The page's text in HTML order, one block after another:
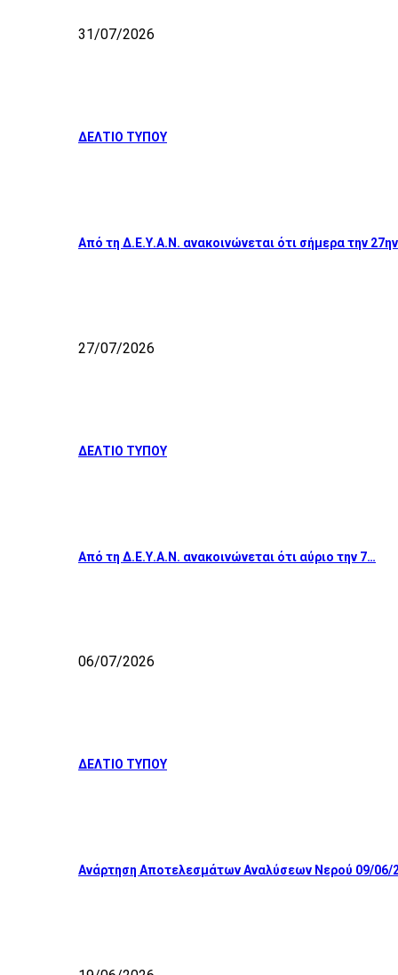
31/07/2026
ΔΕΛΤΙΟ ΤΥΠΟΥ
Από τη Δ.Ε.Υ.Α.Ν. ανακοινώνεται ότι σήμερα την
27/07/2026
ΔΕΛΤΙΟ ΤΥΠΟΥ
Από τη Δ.Ε.Υ.Α.Ν. ανακοινώνεται ότι αύριο την 7…
06/07/2026
ΔΕΛΤΙΟ ΤΥΠΟΥ
Ανάρτηση Αποτελεσμάτων Αναλύσεων Νερού 09/06/